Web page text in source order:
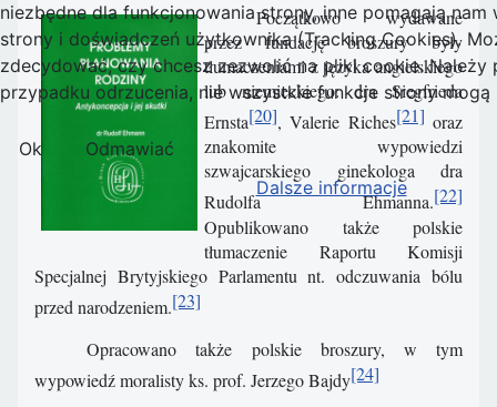
Początkowo wydawane
przez fundację broszury były
tłumaczeniami z języka angielskiego
lub niemieckiego: dra Siegfrieda
Ernsta[20], Valerie Riches[21] oraz
znakomite wypowiedzi
szwajcarskiego ginekologa dra
Rudolfa Ehmanna.[22]
Opublikowano także polskie
tłumaczenie Raportu Komisji
Specjalnej Brytyjskiego Parlamentu nt. odczuwania bólu
przed narodzeniem.[23]
Opracowano także polskie broszury, w tym
wypowiedź moralisty ks. prof. Jerzego Bajdy[24]
niezbędne dla funkcjonowania strony, inne pomagają nam
strony i doświadczeń użytkownika (Tracking Cookies).
zdecydować, czy chcesz zezwolić na pliki cookie. Należy
przypadku odrzucenia, nie wszystkie funkcje strony
Ok
Odmawiać
Dalsze informacje